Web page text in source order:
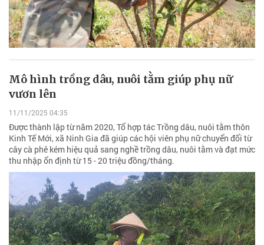
Mô hình trồng dâu, nuôi tằm giúp phụ nữ
vươn lên
11/11/2025 04:35
Được thành lập từ năm 2020, Tổ hợp tác Trồng dâu, nuôi tằm thôn
Kinh Tế Mới, xã Ninh Gia đã giúp các hội viên phụ nữ chuyển đổi từ
cây cà phê kém hiệu quả sang nghề trồng dâu, nuôi tằm và đạt mức
thu nhập ổn định từ 15 - 20 triệu đồng/tháng.